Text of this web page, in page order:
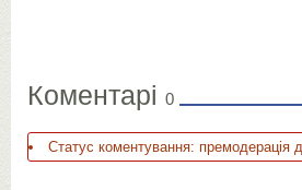
Коментарі 0
Статус коментування: премодерація